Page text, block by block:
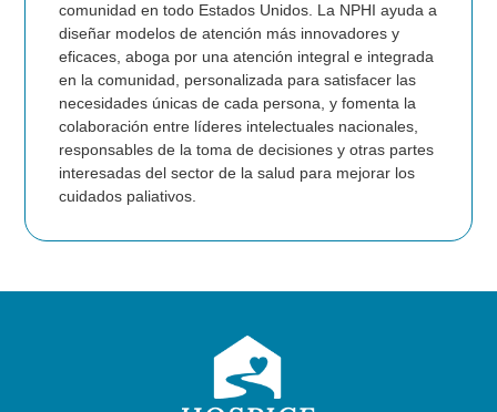
comunidad en todo Estados Unidos. La NPHI ayuda a
diseñar modelos de atención más innovadores y
eficaces, aboga por una atención integral e integrada
en la comunidad, personalizada para satisfacer las
necesidades únicas de cada persona, y fomenta la
colaboración entre líderes intelectuales nacionales,
responsables de la toma de decisiones y otras partes
interesadas del sector de la salud para mejorar los
cuidados paliativos.